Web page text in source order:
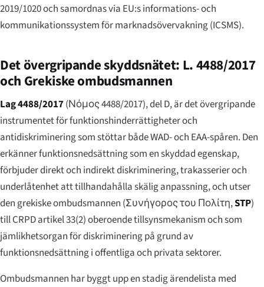
2019/1020 och samordnas via EU:s informations- och
kommunikationssystem för marknadsövervakning (ICSMS).
Det övergripande skyddsnätet: L. 4488/2017
och Grekiske ombudsmannen
Lag 4488/2017(Νόμος 4488/2017), del D, är det övergripande
instrumentet för funktionshinderrättigheter och
antidiskriminering som stöttar både WAD- och EAA-spåren. Den
erkänner funktionsnedsättning som en skyddad egenskap,
förbjuder direkt och indirekt diskriminering, trakasserier och
underlåtenhet att tillhandahålla skälig anpassning, och utser
den grekiske ombudsmannen (Συνήγορος του Πολίτη,STP)
till CRPD artikel 33(2) oberoende tillsynsmekanism och som
jämlikhetsorgan för diskriminering på grund av
funktionsnedsättning i offentliga och privata sektorer.
Ombudsmannen har byggt upp en stadig ärendelista med